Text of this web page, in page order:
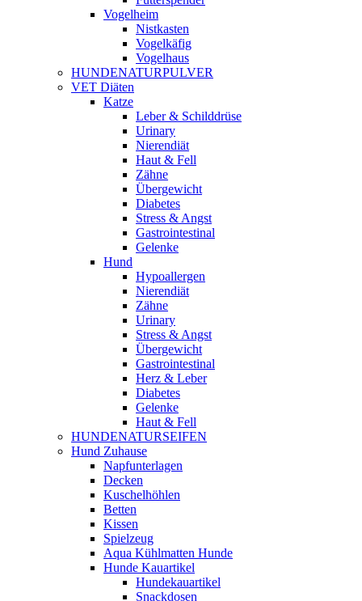
Vogelheim
Nistkasten
Vogelkäfig
Vogelhaus
HUNDENATURPULVER
VET Diäten
Katze
Leber & Schilddrüse
Urinary
Nierendiät
Haut & Fell
Zähne
Übergewicht
Diabetes
Stress & Angst
Gastrointestinal
Gelenke
Hund
Hypoallergen
Nierendiät
Zähne
Urinary
Stress & Angst
Übergewicht
Gastrointestinal
Herz & Leber
Diabetes
Gelenke
Haut & Fell
HUNDENATURSEIFEN
Hund Zuhause
Napfunterlagen
Decken
Kuschelhöhlen
Betten
Kissen
Spielzeug
Aqua Kühlmatten Hunde
Hunde Kauartikel
Hundekauartikel
Snackdosen